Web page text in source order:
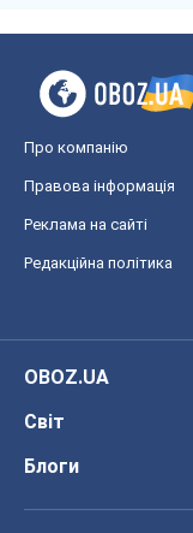
Про компанію
Правова інформація
Реклама на сайті
Редакційна політика
OBOZ.UA
Світ
Блоги